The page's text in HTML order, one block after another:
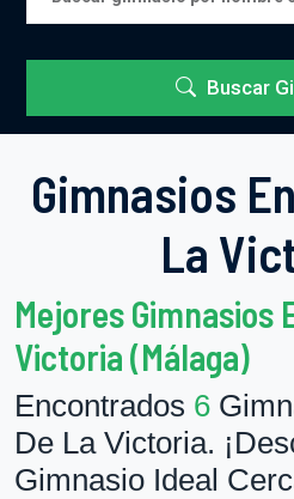
Buscar
Gimnasios
La
Mejores Gimnasios
Victoria (Málaga)
Encontrados 6
De La Victoria.
Gimnasio Ideal